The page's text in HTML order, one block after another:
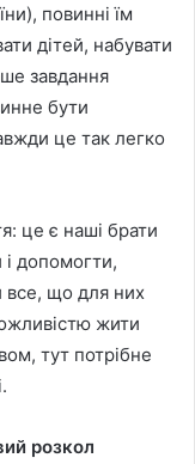
повиннi їм
дiтей, набувати
завдання
бути
це так легко
це є нашi брати
допомогти,
все, що для них
жити
тут потрiбне
розкол